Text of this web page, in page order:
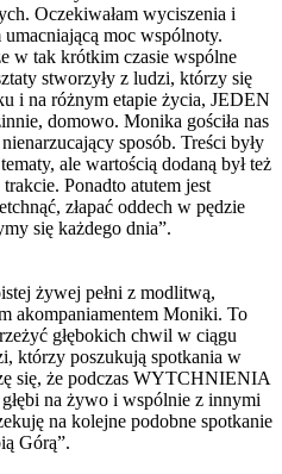
Oczekiwałam wyciszenia i
moc wspólnoty.
w tak krótkim czasie wspólne
stworzyły z ludzi, którzy się
i na różnym etapie życia, JEDEN
domowo. Monika gościła nas
sposób. Treści były
ale wartością dodaną był też
Ponadto atutem jest
złapać oddech w pędzie
się każdego dnia”.
żywej pełni z modlitwą,
akompaniamentem Moniki. To
głębokich chwil w ciągu
którzy poszukują spotkania w
się, że podczas WYTCHNIENIA
na żywo i wspólnie z innymi
na kolejne podobne spotkanie
Górą”.